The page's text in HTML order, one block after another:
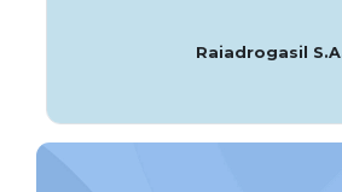
Raiadrogasil